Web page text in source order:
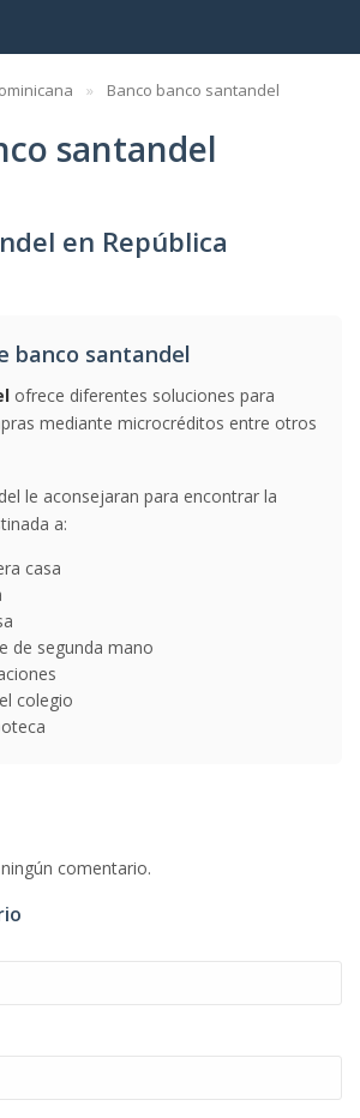
Banco banco santandel
santandel
en República
banco santandel
ofrece diferentes soluciones para
mediante microcréditos entre otros
le aconsejaran para encontrar la
a:
casa
de segunda mano
colegio
comentario.